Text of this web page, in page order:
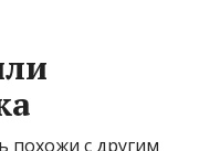
похожи с другим